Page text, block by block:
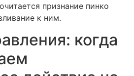
признание пинко
к ним.
когда